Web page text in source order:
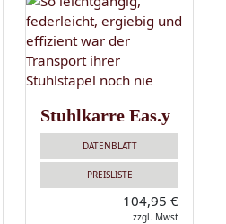
Stuhlkarre Eas.y
DATENBLATT
PREISLISTE
104,95 €
zzgl. Mwst